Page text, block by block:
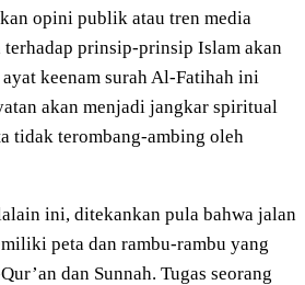
opini publik atau tren media
terhadap prinsip-prinsip Islam akan
keenam surah Al-Fatihah ini
akan menjadi jangkar spiritual
tidak terombang-ambing oleh
ini, ditekankan pula bahwa jalan
peta dan rambu-rambu yang
dan Sunnah. Tugas seorang